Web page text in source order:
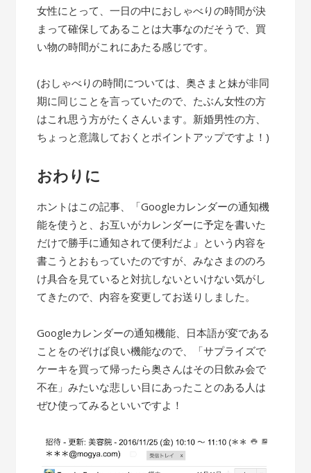
女性にとって、一日の中におしゃべりの時間が決
まって確保してあることは大事なのだそうで、買
い物の時間がこれにあたる感じです。
(おしゃべりの時間については、奥さまと妹が非同
期に同じことを言っていたので、たぶん女性の方
はこれ思う方がたくさんいます。新婚男性の方、
ちょっと意識しておくとポイントアップですよ！)
おわりに
ホントはこの記事、「Googleカレンダーの通知機
能を使うと、お互いがカレンダーに予定を書いた
だけで勝手に通知されて便利だよ」という内容を
書こうとおもっていたのですが、みなさまののろ
け具合を見ていると対抗しないといけない気がし
てきたので、内容を変更してお送りしました。
Googleカレンダーの通知機能、日本語が変である
ことをのぞけば良い機能なので、「サプライズで
ケーキを買って帰ったら奥さんはその日飲み会で
不在」みたいな悲しい目にあったことのある人は
ぜひ使ってみるといいですよ！